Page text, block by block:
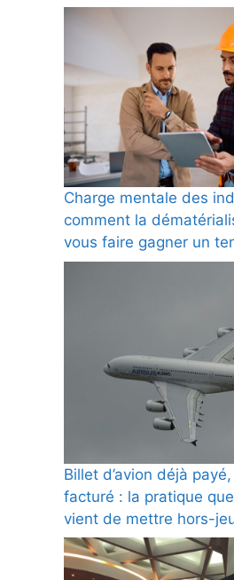
Charge mentale des
comment la
vous faire gagner un
Billet d’avion déjà
facturé : la pratique
vient de mettre hors-